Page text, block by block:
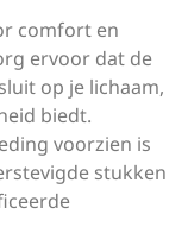
comfort en
ervoor dat de
op je lichaam,
biedt.
voorzien is
stukken